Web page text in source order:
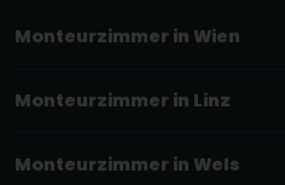
Monteurzimmer in Wien
Monteurzimmer in Linz
Monteurzimmer in Wels